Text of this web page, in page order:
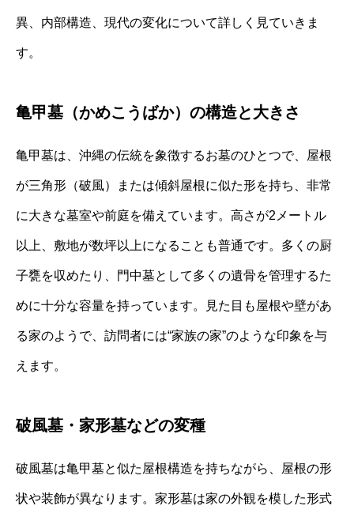
異、内部構造、現代の変化について詳しく見ていきま
す。
亀甲墓（かめこうばか）の構造と大きさ
亀甲墓は、沖縄の伝統を象徴するお墓のひとつで、屋根
が三角形（破風）または傾斜屋根に似た形を持ち、非常
に大きな墓室や前庭を備えています。高さが2メートル
以上、敷地が数坪以上になることも普通です。多くの厨
子甕を収めたり、門中墓として多くの遺骨を管理するた
めに十分な容量を持っています。見た目も屋根や壁があ
る家のようで、訪問者には“家族の家”のような印象を与
えます。
破風墓・家形墓などの変種
破風墓は亀甲墓と似た屋根構造を持ちながら、屋根の形
状や装飾が異なります。家形墓は家の外観を模した形式